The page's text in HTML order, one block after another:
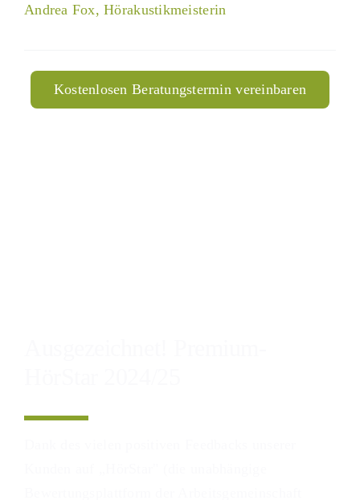
Andrea Fox, Hörakustikmeisterin
Kostenlosen Beratungstermin vereinbaren